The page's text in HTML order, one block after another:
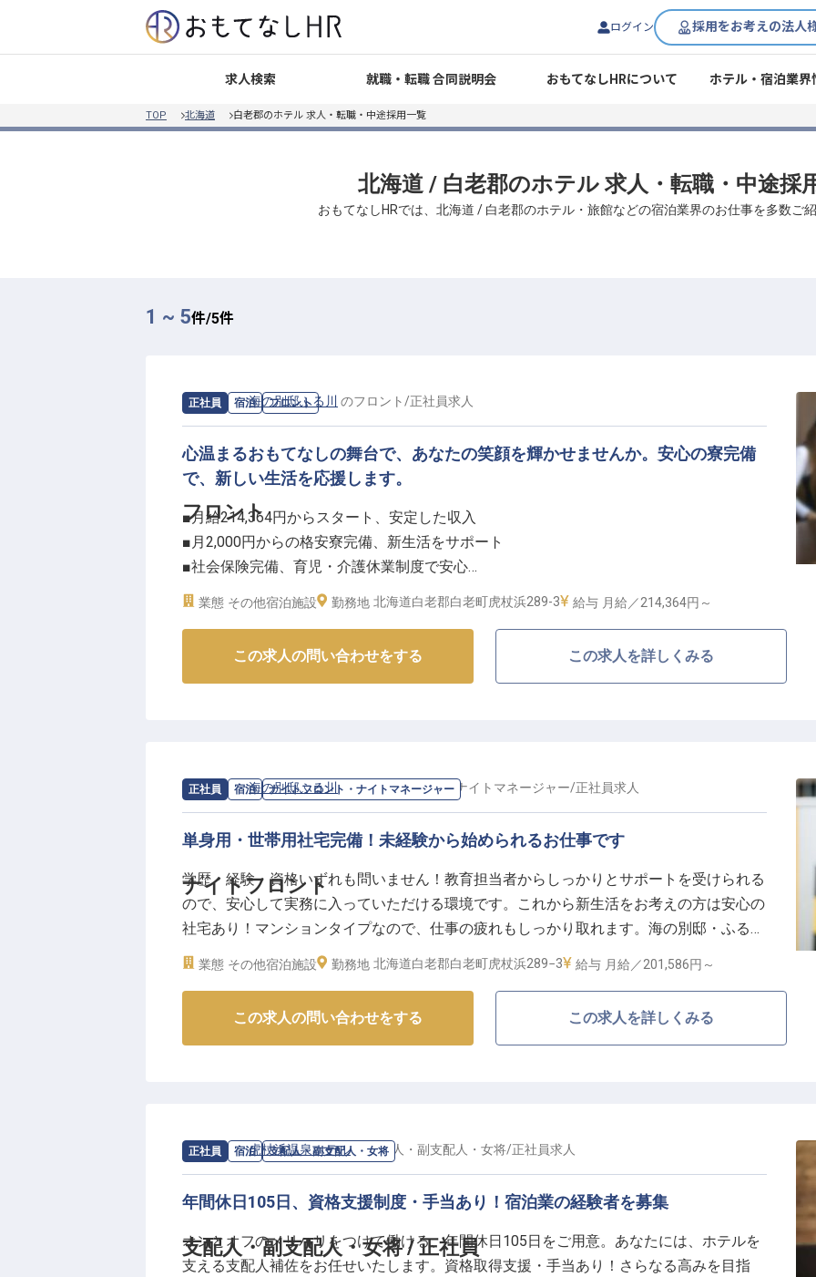
ログイン 採用をお考えの法人
求人検索 就職・転職 合同説明会 おもてなしHRについて ホテル・宿泊業界
TOP 北海道 白老郡のホテル 求人・転職・中途採用一覧
北海道 / 白老郡のホテル 求人・転職・中途採
おもてなしHRでは、北海道 / 白老郡のホテル・旅館などの宿泊業界のお仕事を多数ご
1 ~ 5件/5件
正社員 宿泊 フロント
フロント
求人情報：海の別邸ふる川 のフロント /正社員求人
心温まるおもてなしの舞台で、あなたの笑顔を輝かせませんか。安心の寮完備
で、新しい生活を応援します。
■月給214,364円からスタート、安定した収入
■月2,000円からの格安寮完備、新生活をサポート
■社会保険完備、育児・介護休業制度で安心
■お客様の笑顔を直接見られるフロント業務
お客様を最初にお迎えし、旅の始まりを彩るフロント業務をお任せします。
チェックインから客室へのご案内、お食事の配膳まで、お客様一人ひとりに寄り添った温
ーー【安心して長く働ける環境とキャリア】
月給214,364円からの安定した給与に加え、月2,000円から利用できる寮を完備しており、
社会保険完備はもちろん、育児・介護休業制度や資格取得補助制度も充実しており、ライ
フステージの変化にも柔軟に対応しながら長くキャリアを築ける環境です。
おもてなしのプロとして成長できる機会も豊富にご用意しています。
※2026年03月06日時点の情報です
業態 その他宿泊施設 勤務地 北海道白老郡白老町虎杖浜289-3 給与 月給／214,364円～
この求人の問い合わせをする この求人を詳しくみる
正社員 宿泊 ナイトフロント・ナイトマネージャー
ナイトフロント
求人情報：海の別邸ふる川 の ナイトフロント・ナイトマネージャー/正社員求人
単身用・世帯用社宅完備！未経験から始められるお仕事です
学歴・経験・資格いずれも問いません！教育担当者からしっかりとサポートを受けられる
ので、安心して実務に入っていただける環境です。これから新生活をお考えの方は安心の
社宅あり！マンションタイプなので、仕事の疲れもしっかり取れます。海の別邸・ふる川
は、太平洋と一体化したような露天風呂や地元食材をふんだんに使った料理を提供し、北
海道の海と大地を感じられる「心のリゾート」を目指しています。※この求人は2022年1
業態 その他宿泊施設 勤務地 北海道白老郡白老町虎杖浜289−3 給与 月給／201,586円～
この求人の問い合わせをする この求人を詳しくみる
正社員 宿泊 支配人・副支配人・女将
支配人・副支配人・女将 / 正社員
求人情報：虎杖浜温泉ホテル の 支配人・副支配人・女将/正社員求人
年間休日105日、資格支援制度・手当あり！宿泊業の経験者を募集
オンとオフのメリハリをつけて働ける、年間休日105日をご用意。あなたには、ホテルを
支える支配人補佐をお任せいたします。資格取得支援・手当あり！さらなる高みを目指